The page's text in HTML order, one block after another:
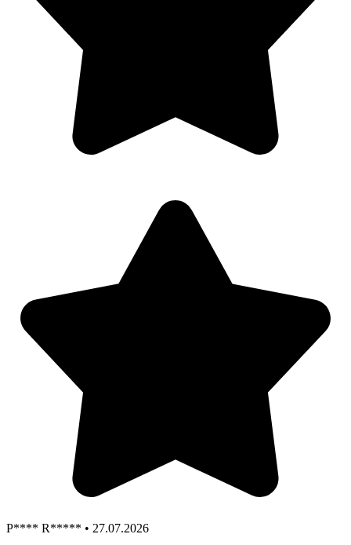
P**** R***** • 27.07.2026